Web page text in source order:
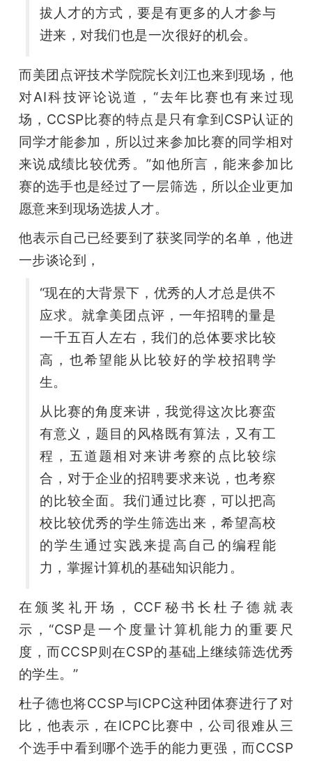
拔人才的方式，要是有更多的人才参与
进来，对我们也是一次很好的机会。
而美团点评技术学院院长刘江也来到现场，他
对AI科技评论说道，“去年比赛也有来过现
场，CCSP比赛的特点是只有拿到CSP认证的
同学才能参加，所以过来参加比赛的同学相对
来说成绩比较优秀。”如他所言，能来参加比
赛的选手也是经过了一层筛选，所以企业更加
愿意来到现场选拔人才。
他表示自己已经要到了获奖同学的名单，他进
一步谈论到，
“现在的大背景下，优秀的人才总是供不
应求。就拿美团点评，一年招聘的量是
一千五百人左右，我们的总体要求比较
高，也希望能从比较好的学校招聘学
生。
从比赛的角度来讲，我觉得这次比赛蛮
有意义，题目的风格既有算法，又有工
程，五道题相对来讲考察的点比较综
合，对于企业的招聘要求来说，也考察
的比较全面。我们通过比赛，可以把高
校比较优秀的学生筛选出来，希望高校
的学生通过实践来提高自己的编程能
力，掌握计算机的基础知识能力。
在颁奖礼开场，CCF秘书长杜子德就表
示，“CSP是一个度量计算机能力的重要尺
度，而CCSP则在CSP的基础上继续筛选优秀
的学生。”
杜子德也将CCSP与ICPC这种团体赛进行了对
比，他表示，在ICPC比赛中，公司很难从三
个选手中看到哪个选手的能力更强，而CCSP